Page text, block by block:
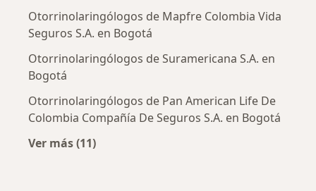
Otorrinolaringólogos de Mapfre Colombia Vida
Seguros S.A. en Bogotá
Otorrinolaringólogos de Suramericana S.A. en
Bogotá
Otorrinolaringólogos de Pan American Life De
Colombia Compañía De Seguros S.A. en Bogotá
Ver más (11)